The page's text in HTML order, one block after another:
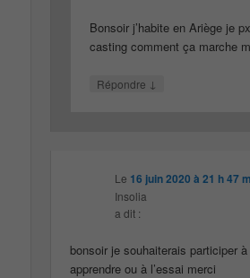
Bonsoir j’habite en Ariège je
casting comment ça marche
Répondre ↓
Le 16 juin 2020 à 21 h 47
Insolia
a dit :
bonsoir je souhaiterais participer
apprendre ou à l’essai merci